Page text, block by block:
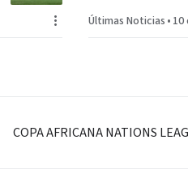
Últimas Noticias • 10
COPA AFRICANA NATIONS